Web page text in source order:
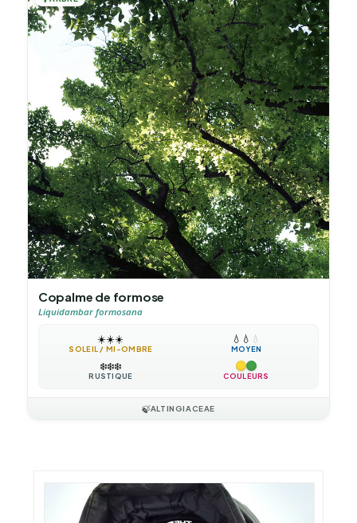
Copalme de formose
Liquidambar formosana
☀️☀️☀️
SOLEIL / MI-OMBRE
💧 💧 💧
MOYEN
❄️❄️❄️
RUSTIQUE COULEURS
🍃ALTINGIACEAE